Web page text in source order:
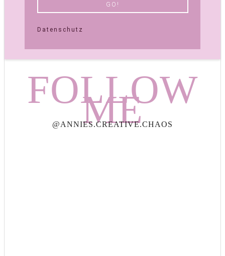
Datenschutz
FOLLOW
ME
@ANNIES.CREATIVE.CHAOS